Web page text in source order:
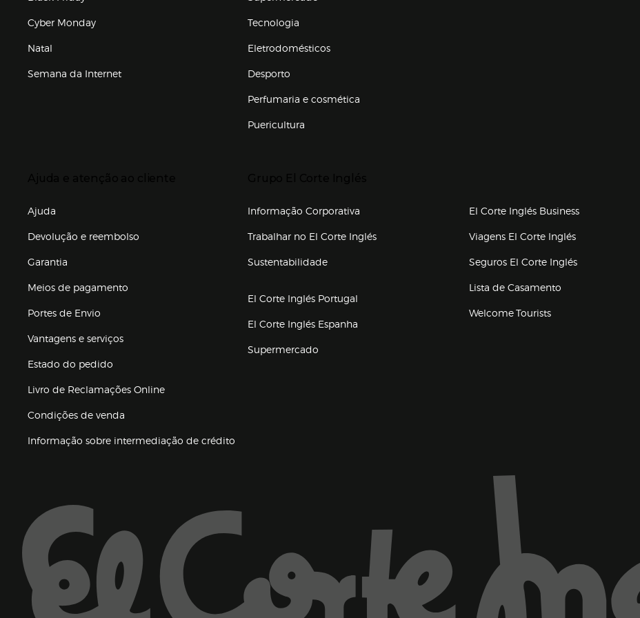
Cyber Monday
Natal
Semana da Internet
Tecnologia
Eletrodomésticos
Desporto
Perfumaria e cosmética
Puericultura
Ajuda
Devolução e reembolso
Garantia
Meios de pagamento
Portes de Envio
Vantagens e serviços
Estado do pedido
Livro de Reclamações Online
Condições de venda
Informação sobre intermediação de crédito
Informação Corporativa
Trabalhar no El Corte Inglés(abre en nueva ventana)
Sustentabilidade
El Corte Inglés Portugal
El Corte Inglés Espanha
Supermercado
El Corte Inglés Business
Viagens El Corte Inglés(abre en
Seguros El Corte Inglés(abre en
Lista de Casamento
Welcome Tourists
Enlaces de grupo el corte inglés
Marca El Corte Inglés